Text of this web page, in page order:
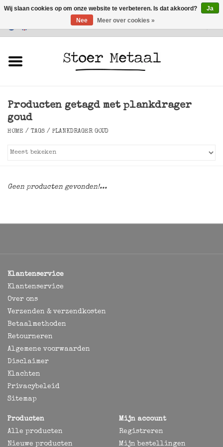
Klantenservice
Verlichting
Accessoires
Producten getagd met plankdrager
goud
HOME / TAGS / PLANKDRAGER GOUD
Geen producten gevonden!...
Klantenservice
Klantenservice
Over ons
Verzenden & verzendkosten
Betaalmethoden
Retourneren
Algemene voorwaarden
Disclaimer
Klachten
Privacybeleid
Sitemap
Producten
Alle producten
Nieuwe producten
Mijn account
Registreren
Mijn bestellingen
Wij slaan cookies op om onze website te verbeteren. Is dat akkoord?
Ja
Nee
Meer over cookies »